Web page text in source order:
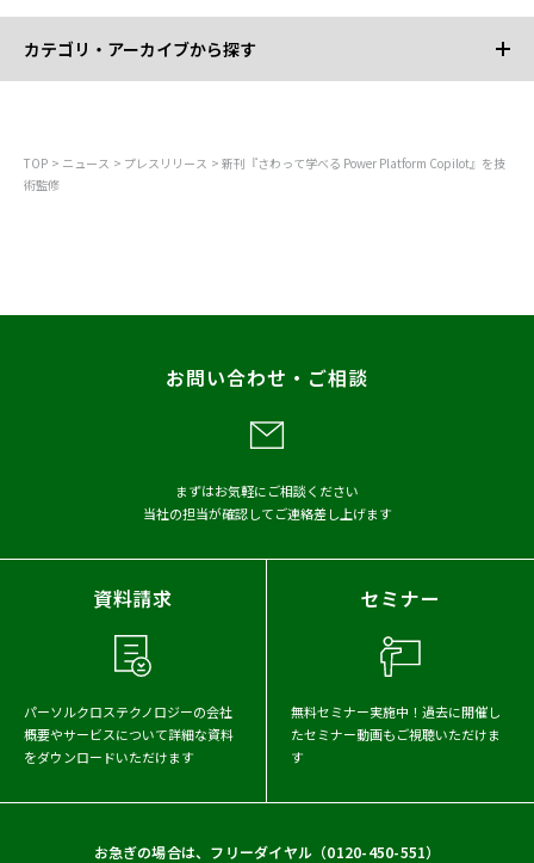
カテゴリ・アーカイブから探す
メディア掲載
2026年 2025年
2024年
2023年
2022年
2021年
2020年
2018年
2017年
TOP ニュース プレスリリース
新刊『さわって学べる Power Platform Copilot』を技
術監修
お問い合わせ・ご相談
まずはお気軽にご相談ください
当社の担当が確認してご連絡差し上げます
資料請求
パーソルクロステクノロジーの会社
概要やサービスについて詳細な資料
をダウンロードいただけます
セミナー
無料セミナー実施中！ 過去に開催し
たセミナー動画もご視聴いただけま
す
お急ぎの場合は、フリーダイヤル（0120-450-551）